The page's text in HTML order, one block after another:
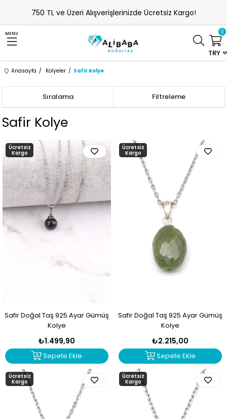
750 TL ve Üzeri Alışverişlerinizde Ücretsiz Kargo!
MENU
TRY
0
Anasayfa Kolyeler Safir Kolye
Filtreleme
Sıralama
Safir Kolye
Safir Doğal Taş 925 Ayar Gümüş
Kolye
₺1.499,90
Sepete Ekle
Ücretsiz
Kargo
Safir Doğal Taş 925 Ayar Gümüş
Kolye
₺2.215,00
Sepete Ekle
Ücretsiz
Kargo
Ücretsiz
Kargo
Ücretsiz
Kargo